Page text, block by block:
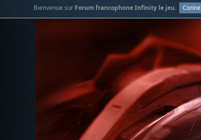
Bienvenue sur Forum francophone Infinity le jeu.